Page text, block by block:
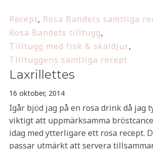
Recept, Rosa Bandets samtliga
Rosa Bandets tilltugg,
Tilltugg med fisk & skaldjur,
Tilltuggens samtliga recept
Laxrillettes
16 oktober, 2014
Igår bjöd jag på en rosa drink då jag
viktigt att uppmärksamma
idag med ytterligare ett rosa recept.
passar utmärkt att servera